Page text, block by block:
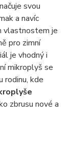
svou
a navíc
vlastnostem je
pro zimní
je vhodný i
mikroplyš se
rodinu, kde
zbrusu nové a